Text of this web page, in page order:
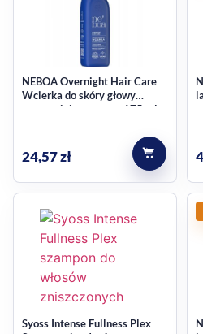
NEBOA Overnight Hair Care
Wcierka do skóry głowy
wzmacniająca na noc 175 ml
24,57zł
Syoss Intense Fullness Plex